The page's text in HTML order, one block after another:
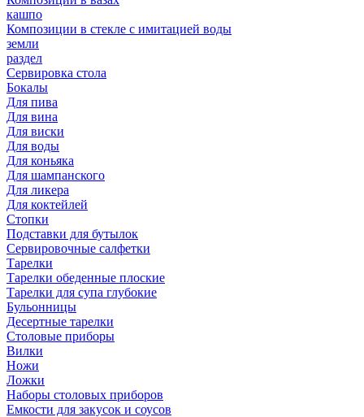
кашпо
Композиции в стекле с имитацией воды
земли
раздел
Сервировка стола
Бокалы
Для пива
Для вина
Для виски
Для воды
Для коньяка
Для шампанского
Для ликера
Для коктейлей
Стопки
Подставки для бутылок
Сервировочные салфетки
Тарелки
Тарелки обеденные плоские
Тарелки для супа глубокие
Бульонницы
Десертные тарелки
Столовые приборы
Вилки
Ножи
Ложки
Наборы столовых приборов
Емкости для закусок и соусов